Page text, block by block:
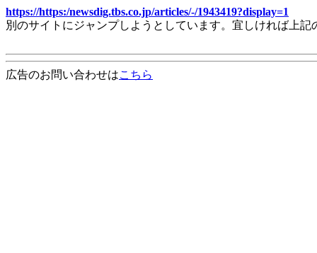
https://https:/newsdig.tbs.co.jp/articles/-/1943419?display=1
別のサイトにジャンプしようとしています。宜しければ上
広告のお問い合わせはこちら